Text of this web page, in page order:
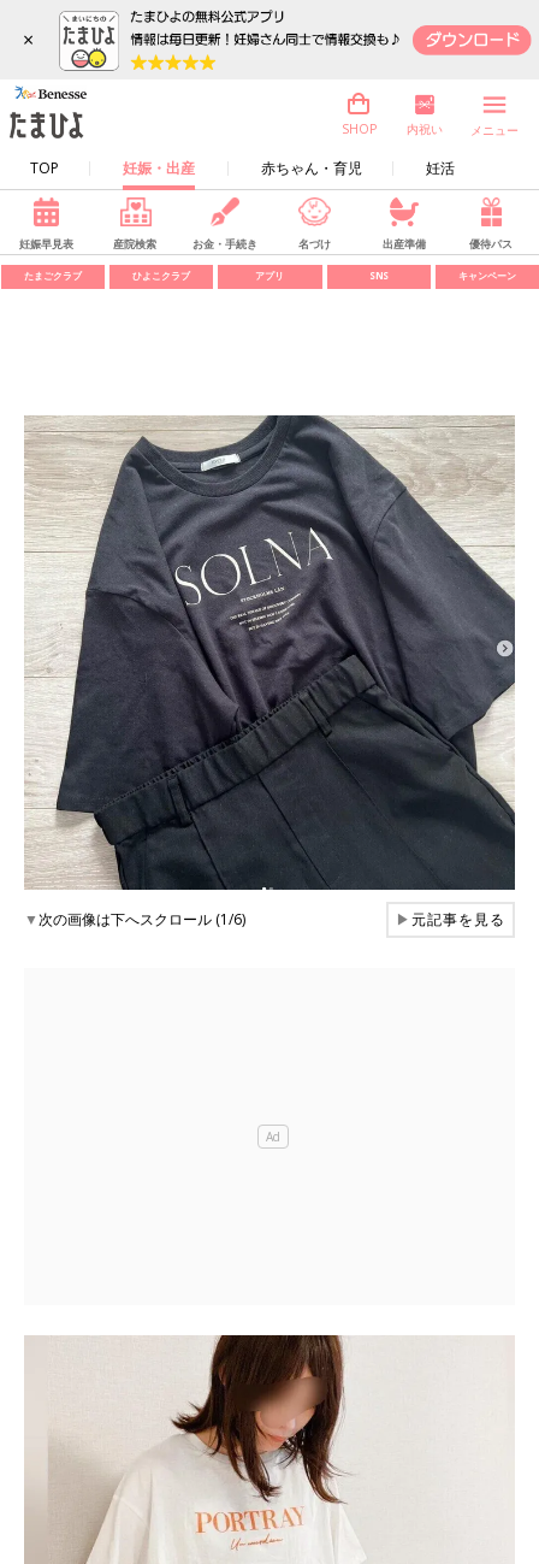
×
TOP 妊娠・出産 赤ちゃん・育児 妊活
SHOP 内祝い メニュー
妊娠早見表 産院検索 お金・手続き 名づけ 出産準備 優待パス
たまごクラブ ひよこクラブ アプリ SNS キャンペーン
▼次の画像は下へスクロール (1/6) ▶元記事を見る